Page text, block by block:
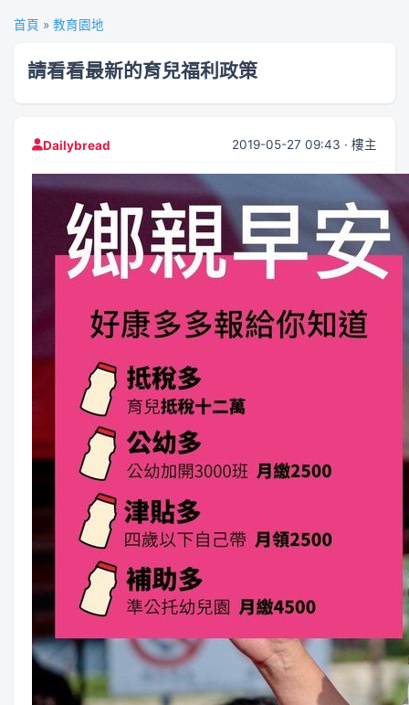
首頁 » 教育園地
請看看最新的育兒福利政策
Dailybread 2019-05-27 09:43 · 樓主